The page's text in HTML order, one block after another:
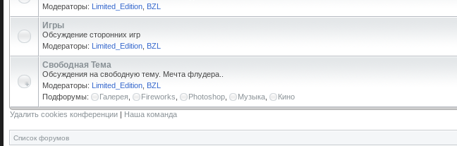
Модераторы: Limited_Edition BZL
Игры
Обсуждение сторонних игр
Модераторы: Limited_Edition BZL
Свободная Тема
Обсуждения на свободную тему. Мечта флудера..
Модераторы: Limited_Edition BZL
Подфорумы:
Галерея Fireworks Photoshop Музыка Кино
Удалить cookies конференции | Наша команда
Список форумов